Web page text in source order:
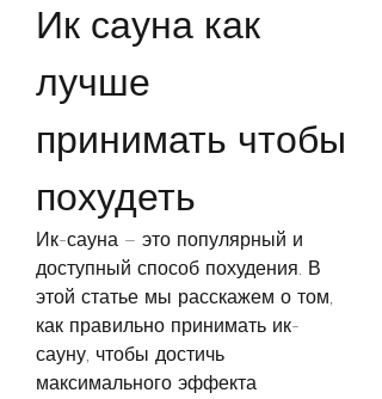
Ик сауна как
лучше
принимать чтобы
похудеть
Ик-сауна – это популярный и
доступный способ похудения. В
этой статье мы расскажем о том,
как правильно принимать ик-
сауну, чтобы достичь
максимального эффекта